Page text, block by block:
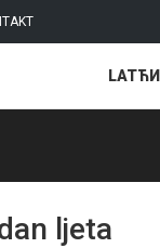
LAT
ljeta